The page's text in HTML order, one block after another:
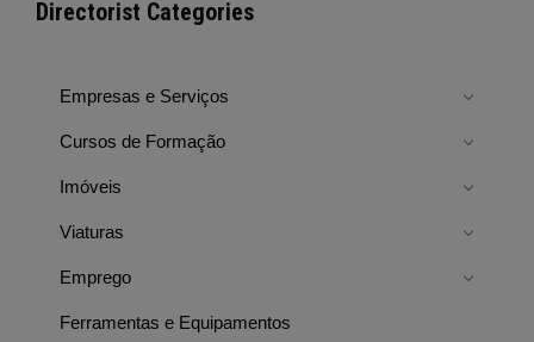
Directorist Categories
Empresas e Serviços
Cursos de Formação
Imóveis
Viaturas
Emprego
Ferramentas e Equipamentos